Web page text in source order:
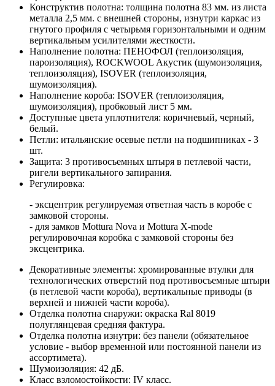
Конструктив полотна: толщина полотна 83 мм. из листа
металла 2,5 мм. с внешней стороны, изнутри каркас из
гнутого профиля с четырьмя горизонтальными и одним
вертикальным усилителями жесткости.
Наполнение полотна: ПЕНОФОЛ (теплоизоляция,
пароизоляция), ROCKWOOL Акустик (шумоизоляция,
теплоизоляция), ISOVER (теплоизоляция,
шумоизоляция).
Наполнение короба: ISOVER (теплоизоляция,
шумоизоляция), пробковый лист 5 мм.
Доступные цвета уплотнителя: коричневый, черный,
белый.
Петли: итальянские осевые петли на подшипниках - 3
шт.
Защита: 3 противосъемных штыря в петлевой части,
ригели вертикального запирания.
Регулировка:
- эксцентрик регулируемая ответная часть в коробе с
замковой стороны.
- для замков Mottura Nova и Mottura X-mode
регулировочная коробка с замковой стороны без
эксцентрика.
Декоративные элементы: хромированные втулки для
технологических отверстий под противосъемные штыри
(в петлевой части короба), вертикальные приводы (в
верхней и нижней части короба).
Отделка полотна снаружи: окраска Ral 8019
полуглянцевая средняя фактура.
Отделка полотна изнутри: без панели (обязательное
условие - выбор временной или постоянной панели из
ассортимета).
Шумоизоляция: 42 дБ.
Класс взломостойкости: IV класс.